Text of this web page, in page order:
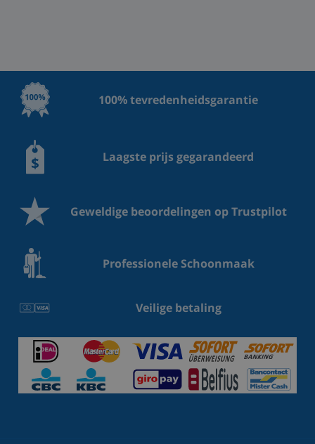
100% tevredenheidsgarantie
Laagste prijs gegarandeerd
Geweldige beoordelingen op Trustpilot
Professionele Schoonmaak
Veilige betaling